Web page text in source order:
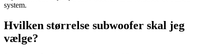
system.
Hvilken størrelse subwoofer skal jeg
vælge?